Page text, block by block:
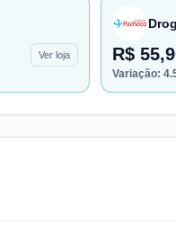
Ver loja R$
Variação: